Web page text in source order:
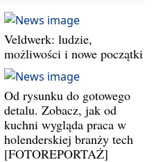
Veldwerk: ludzie,
możliwości i nowe początki
Od rysunku do gotowego
detalu. Zobacz, jak od
kuchni wygląda praca w
holenderskiej branży tech
[FOTOREPORTAŻ]